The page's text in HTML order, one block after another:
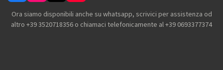
a
c
e
n
s
t
i
k
T
o
u
T
Ora siamo disponibili anche su whatsapp, scrivici per assistenza od
altro +39 3520718356 o chiamaci telefonicamente al +39 0693377374